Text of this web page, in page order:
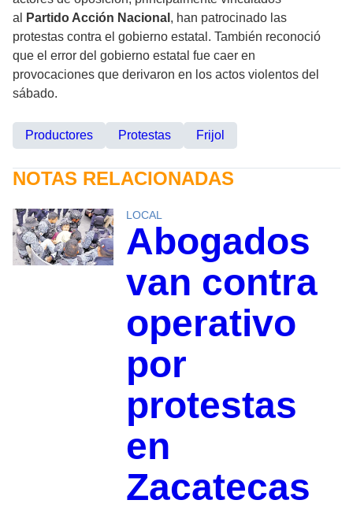
al
Partido Acción Nacional , han patrocinado las
protestas contra el gobierno estatal. También reconoció
que el error del gobierno estatal fue caer en
provocaciones que derivaron en los actos violentos del
sábado.
Productores Protestas Frijol
NOTAS RELACIONADAS
LOCAL
Abogados
van contra
operativo
por
protestas
en
Zacatecas